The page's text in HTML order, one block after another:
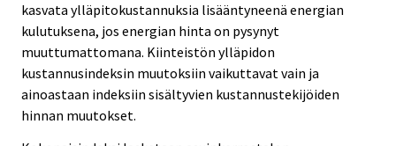
kasvata ylläpitokustannuksia lisääntyneenä energian
kulutuksena, jos energian hinta on pysynyt
muuttumattomana. Kiinteistön ylläpidon
kustannusindeksin muutoksiin vaikuttavat vain ja
ainoastaan indeksiin sisältyvien kustannustekijöiden
hinnan muutokset.